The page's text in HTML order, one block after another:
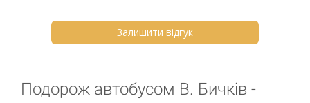
Залишити відгук
Подорож автобусом В. Бичків -